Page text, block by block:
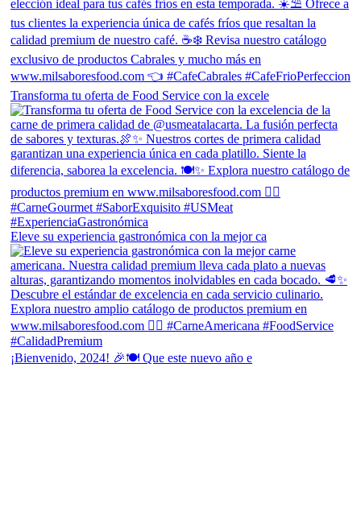
Transforma tu oferta de Food Service con la excele
Eleve su experiencia gastronómica con la mejor ca
¡Bienvenido, 2024! 🎉🍽 Que este nuevo año e